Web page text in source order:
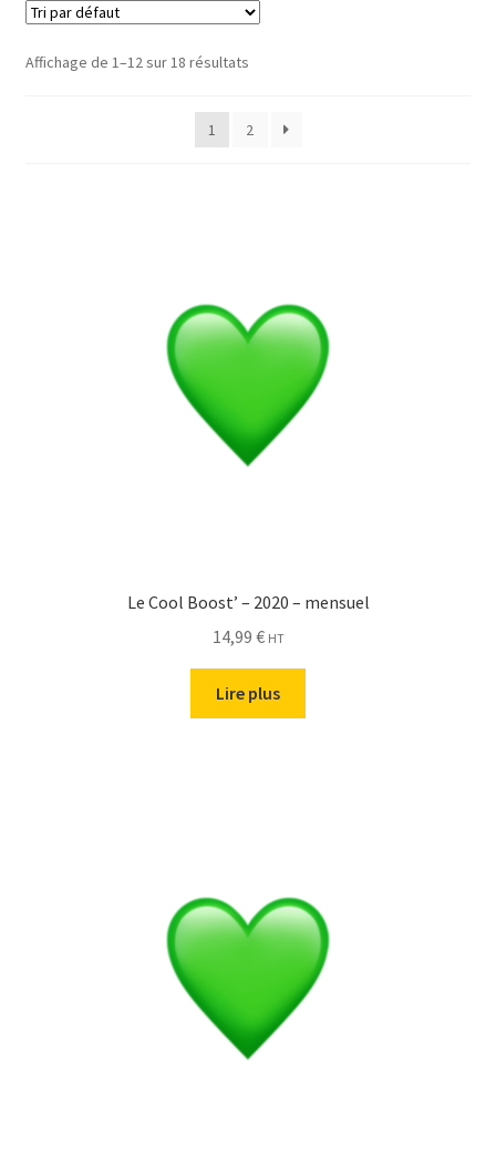
Affichage de 1–12 sur 18 résultats
1 2
Le Cool Boost’ – 2020 – mensuel
14,99 € HT
Lire plus